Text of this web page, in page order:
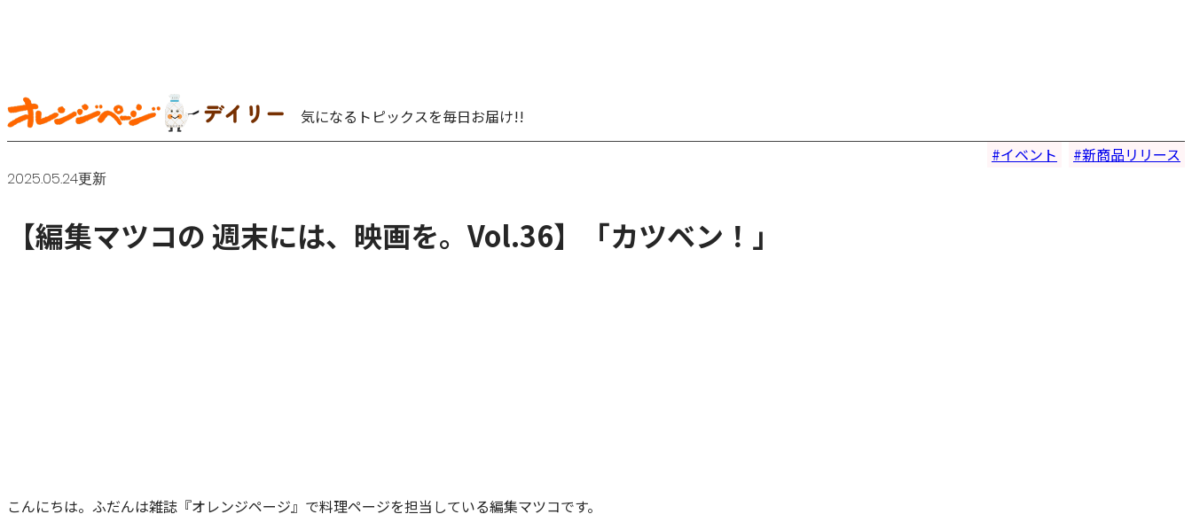
気になるトピックスを毎日お届け!!
イベント
新商品リリース
2025.05.24更新
【編集マツコの 週末には、映画を。Vol.36】「カツベン！」
こんにちは。ふだんは雑誌『オレンジページ』で料理ページを担当している編集マツコです。